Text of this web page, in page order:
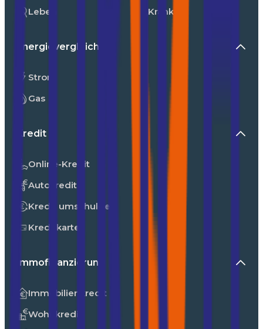
Leben
Kranken
Energievergleiche
Strom
Gas
Kredit
Online-Kredit
Autokredit
Kredit umschulden
Kreditkarte
Immofinanzierung
Immobilienkredit
Wohnkredit